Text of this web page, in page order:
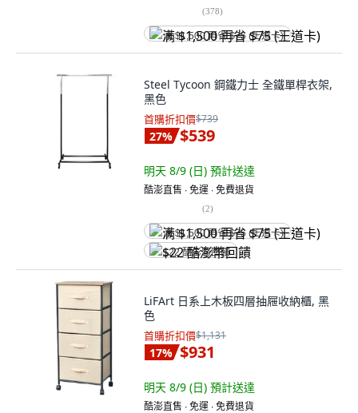
(378)
满 $1,500 再省 $75 (王道卡)
Steel Tycoon 鋼鐵力士 全鐵單桿衣架,
黑色
首購折扣價$739
27% $539
明天 8/9 (日) 預計送達
酷澎直售 ∙ 免運 ∙ 免費退貨
(2)
满 $1,500 再省 $75 (王道卡)
$22 酷澎幣回饋
LiFArt 日系上木板四層抽屜收納櫃, 黑
色
首購折扣價$1,131
17% $931
明天 8/9 (日) 預計送達
酷澎直售 ∙ 免運 ∙ 免費退貨